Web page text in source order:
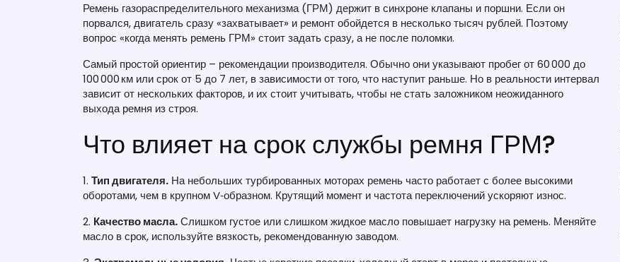
Ремень газораспределительного механизма (ГРМ) держит в синхроне клапаны и поршни. Если он
порвался, двигатель сразу «захватывает» и ремонт обойдется в несколько тысяч рублей. Поэтому
вопрос «когда менять ремень ГРМ» стоит задать сразу, а не после поломки.
Самый простой ориентир – рекомендации производителя. Обычно они указывают пробег от 60 000 до
100 000 км или срок от 5 до 7 лет, в зависимости от того, что наступит раньше. Но в реальности интервал
зависит от нескольких факторов, и их стоит учитывать, чтобы не стать заложником неожиданного
выхода ремня из строя.
Что влияет на срок службы ремня ГРМ?
1. Тип двигателя. На небольших турбированных моторах ремень часто работает с более высокими
оборотами, чем в крупном V‑образном. Крутящий момент и частота переключений ускоряют износ.
2. Качество масла.Слишком густое или слишком жидкое масло повышает нагрузку на ремень. Меняйте
масло в срок, используйте вязкость, рекомендованную заводом.